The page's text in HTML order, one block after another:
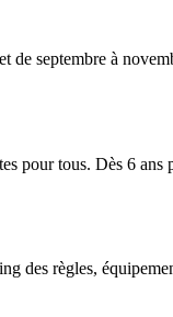
de septembre à
pour tous. Dès 6
des règles,